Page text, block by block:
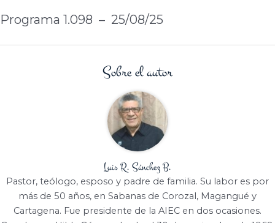
Programa 1.098 – 25/08/25
Sobre el autor
Luis R. Sánchez B.
Pastor, teólogo, esposo y padre de familia. Su labor es por
más de 50 años, en Sabanas de Corozal, Magangué y
Cartagena. Fue presidente de la AIEC en dos ocasiones.